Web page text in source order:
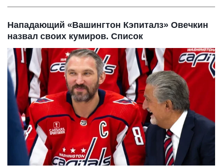
Нападающий «Вашингтон Кэпиталз» Овечкин
назвал своих кумиров. Список